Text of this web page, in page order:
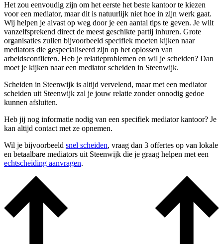
Het zou eenvoudig zijn om het eerste het beste kantoor te kiezen
voor een mediator, maar dit is natuurlijk niet hoe in zijn werk gaat.
Wij helpen je alvast op weg door je een aantal tips te geven. Je wilt
vanzelfsprekend direct de meest geschikte partij inhuren. Grote
organisaties zullen bijvoorbeeld specifiek moeten kijken naar
mediators die gespecialiseerd zijn op het oplossen van
arbeidsconflicten. Heb je relatieproblemen en wil je scheiden? Dan
moet je kijken naar een mediator scheiden in Steenwijk.
Scheiden in Steenwijk is altijd vervelend, maar met een mediator
scheiden uit Steenwijk zal je jouw relatie zonder onnodig gedoe
kunnen afsluiten.
Heb jij nog informatie nodig van een specifiek mediator kantoor? Je
kan altijd contact met ze opnemen.
Wil je bijvoorbeeld snel scheiden, vraag dan 3 offertes op van lokale
en betaalbare mediators uit Steenwijk die je graag helpen met een
echtscheiding aanvragen.